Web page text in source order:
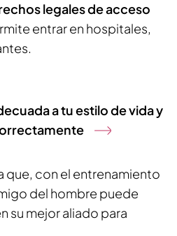
legales de acceso
entrar en hospitales,
a tu estilo de vida y
que, con el entrenamiento
del hombre puede
su mejor aliado para